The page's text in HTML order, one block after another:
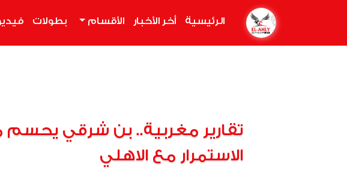
الرئيسية أخر الأخبار الأقسام بطولات
تقارير مغربية.. بن شرقي
الاستمرار مع الاهلي